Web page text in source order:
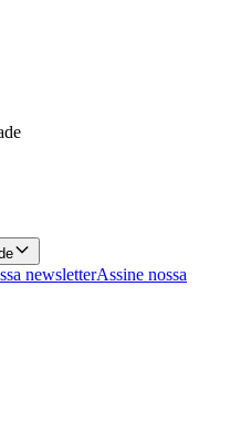
newsletterAssine nossa